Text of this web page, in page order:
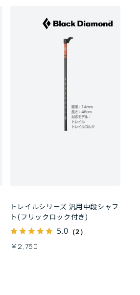
トレイルシリーズ 汎用中段シャフ
ト(フリックロック付き)
5.0 （2）
￥2,750